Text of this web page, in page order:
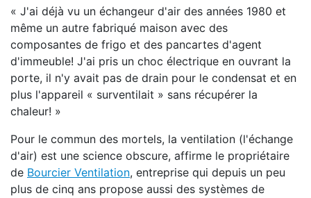
« J'ai déjà vu un échangeur d'air des années 1980 et
même un autre fabriqué maison avec des
composantes de frigo et des pancartes d'agent
d'immeuble! J'ai pris un choc électrique en ouvrant la
porte, il n'y avait pas de drain pour le condensat et en
plus l'appareil « surventilait » sans récupérer la
chaleur! »
Pour le commun des mortels, la ventilation (l'échange
d'air) est une science obscure, affirme le propriétaire
de Bourcier Ventilation, entreprise qui depuis un peu
plus de cinq ans propose aussi des systèmes de